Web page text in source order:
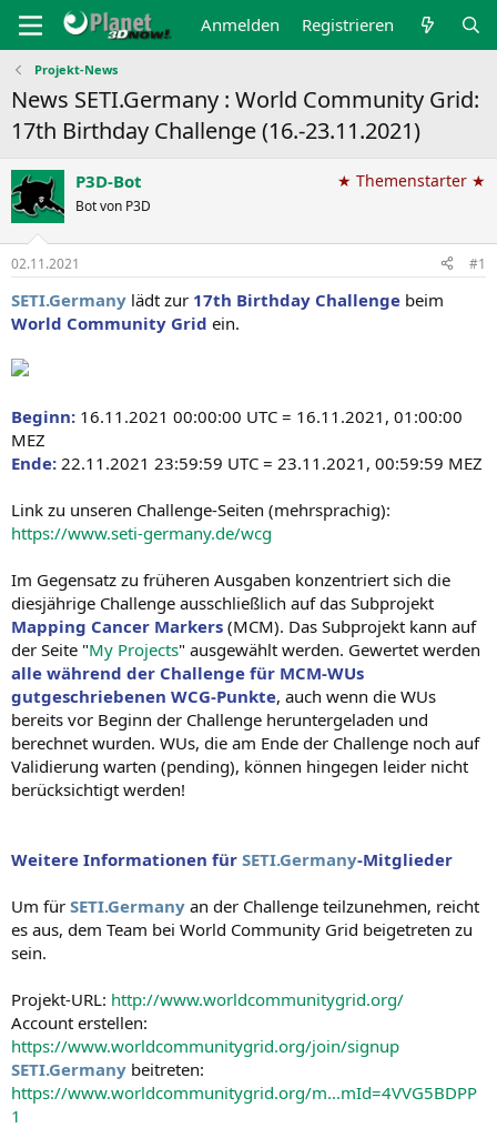
Anmelden Registrieren
Projekt-News
News SETI.Germany : World Community Grid:
17th Birthday Challenge (16.-23.11.2021)
P3D-Bot
Bot von P3D
★ Themenstarter ★
02.11.2021 #1
SETI.Germany lädt zur 17th Birthday Challenge beim
World Community Grid ein.
Beginn: 16.11.2021 00:00:00 UTC = 16.11.2021, 01:00:00
MEZ
Ende: 22.11.2021 23:59:59 UTC = 23.11.2021, 00:59:59 MEZ
Link zu unseren Challenge-Seiten (mehrsprachig):
https://www.seti-germany.de/wcg
Im Gegensatz zu früheren Ausgaben konzentriert sich die
diesjährige Challenge ausschließlich auf das Subprojekt
Mapping Cancer Markers (MCM). Das Subprojekt kann auf
der Seite "My Projects" ausgewählt werden. Gewertet werden
alle während der Challenge für MCM-WUs
gutgeschriebenen WCG-Punkte, auch wenn die WUs
bereits vor Beginn der Challenge heruntergeladen und
berechnet wurden. WUs, die am Ende der Challenge noch auf
Validierung warten (pending), können hingegen leider nicht
berücksichtigt werden!
Weitere Informationen für SETI.Germany-Mitglieder
Um für SETI.Germany an der Challenge teilzunehmen, reicht
es aus, dem Team bei World Community Grid beigetreten zu
sein.
Projekt-URL: http://www.worldcommunitygrid.org/
Account erstellen:
https://www.worldcommunitygrid.org/join/signup
SETI.Germany beitreten:
https://www.worldcommunitygrid.org/m...mId=4VVG5BDPP
1